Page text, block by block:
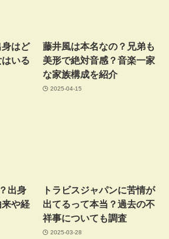
はど
いる
藤井風は本名なの？兄弟も
美形で絶対音感？音楽一家
な家族構成を紹介
2025-04-15
出身
や経
トラビスジャパンに苦情が
出てるって本当？過去の不
祥事についても調査
2025-03-28